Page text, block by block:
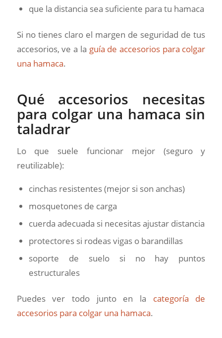
que la distancia sea suficiente para tu hamaca
Si no tienes claro el margen de seguridad de tus
accesorios, ve a la guía de accesorios para colgar
una hamaca.
Qué accesorios necesitas
para colgar una hamaca sin
taladrar
Lo que suele funcionar mejor (seguro y
reutilizable):
cinchas resistentes (mejor si son anchas)
mosquetones de carga
cuerda adecuada si necesitas ajustar distancia
protectores si rodeas vigas o barandillas
soporte de suelo si no hay puntos
estructurales
Puedes ver todo junto en la categoría de
accesorios para colgar una hamaca.